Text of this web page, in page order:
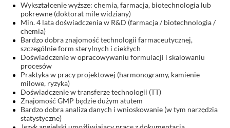
Wykształcenie wyższe: chemia, farmacja, biotechnologia lub
pokrewne (doktorat mile widziany)
Min. 4 lata doświadczenia w R&D (farmacja / biotechnologia /
chemia)
Bardzo dobra znajomość technologii farmaceutycznej,
szczególnie form sterylnych i ciekłych
Doświadczenie w opracowywaniu formulacji i skalowaniu
procesów
Praktyka w pracy projektowej (harmonogramy, kamienie
milowe, ryzyka)
Doświadczenie w transferze technologii (TT)
Znajomość GMP będzie dużym atutem
Bardzo dobra analiza danych i wnioskowanie (w tym narzędzia
statystyczne)